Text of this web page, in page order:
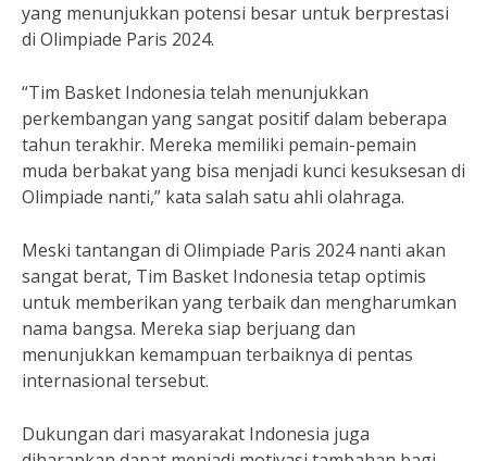
yang menunjukkan potensi besar untuk berprestasi
di Olimpiade Paris 2024.
“Tim Basket Indonesia telah menunjukkan
perkembangan yang sangat positif dalam beberapa
tahun terakhir. Mereka memiliki pemain-pemain
muda berbakat yang bisa menjadi kunci kesuksesan di
Olimpiade nanti,” kata salah satu ahli olahraga.
Meski tantangan di Olimpiade Paris 2024 nanti akan
sangat berat, Tim Basket Indonesia tetap optimis
untuk memberikan yang terbaik dan mengharumkan
nama bangsa. Mereka siap berjuang dan
menunjukkan kemampuan terbaiknya di pentas
internasional tersebut.
Dukungan dari masyarakat Indonesia juga